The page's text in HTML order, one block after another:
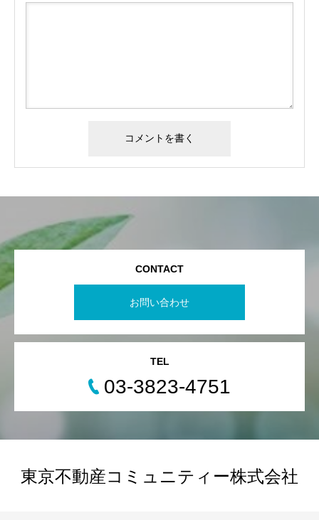
CONTACT
お問い合わせ
TEL
03-3823-4751
東京不動産コミュニティー株式会社